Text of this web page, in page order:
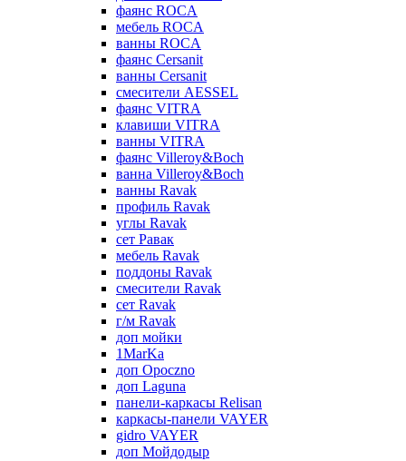
фаянс ROCA
мебель ROCA
ванны ROCA
фаянс Cersanit
ванны Cersanit
смесители AESSEL
фаянс VITRA
клавиши VITRA
ванны VITRA
фаянс Villeroy&Boch
ванна Villeroy&Boch
ванны Ravak
профиль Ravak
углы Ravak
сет Равак
мебель Ravak
поддоны Ravak
смесители Ravak
сет Ravak
г/м Ravak
доп мойки
1MarKa
доп Opoczno
доп Laguna
панели-каркасы Relisan
каркасы-панели VAYER
gidro VAYER
доп Мойдодыр